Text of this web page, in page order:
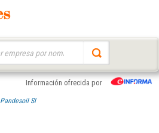
Información ofrecida por
Pandesoil Sl